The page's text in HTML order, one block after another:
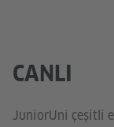
CANLI
JuniorUni çeşitli